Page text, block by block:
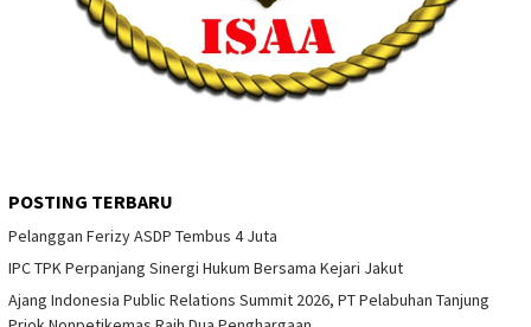
POSTING TERBARU
Pelanggan Ferizy ASDP Tembus 4 Juta
IPC TPK Perpanjang Sinergi Hukum Bersama Kejari Jakut
Ajang Indonesia Public Relations Summit 2026, PT Pelabuhan Tanjung